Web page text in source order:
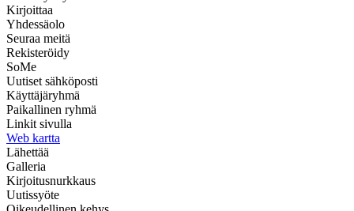
Kirjoittaa
Yhdessäolo
Seuraa meitä
Rekisteröidy
SoMe
Uutiset sähköposti
Käyttäjäryhmä
Paikallinen ryhmä
Linkit sivulla
Web kartta
Lähettää
Galleria
Kirjoitusnurkkaus
Uutissyöte